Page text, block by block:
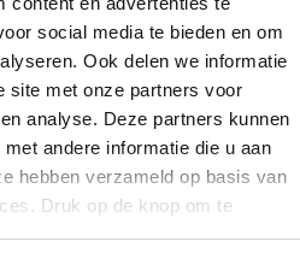
social media te bieden en om
Ook delen we informatie
site met onze partners voor
analyse. Deze partners kunnen
andere informatie die u aan
hebben verzameld op basis van
Druk op de knop om te
het doen!